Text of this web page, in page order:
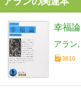
幸福
アラン
3610